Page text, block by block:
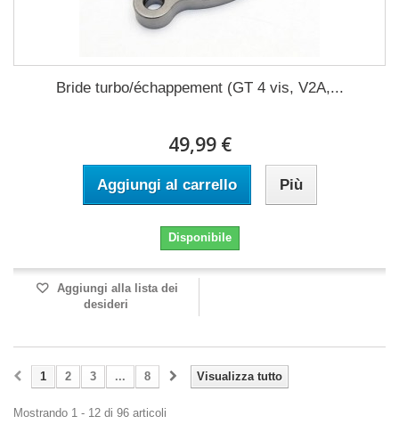
Bride turbo/échappement (GT 4 vis, V2A,...
49,99 €
Aggiungi al carrello Più
Disponibile
Aggiungi alla lista dei
desideri
Visualizza tutto
1 2 3 ... 8
Mostrando 1 - 12 di 96 articoli